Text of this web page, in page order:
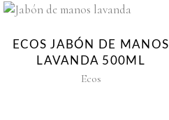
ECOS JABÓN DE MANOS
LAVANDA 500ML
Ecos